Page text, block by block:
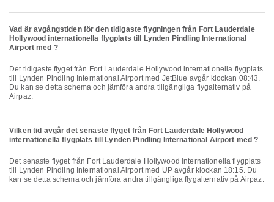
Vad är avgångstiden för den tidigaste flygningen från Fort Lauderdale
Hollywood internationella flygplats till Lynden Pindling International
Airport med ?
Det tidigaste flyget från Fort Lauderdale Hollywood internationella flygplats
till Lynden Pindling International Airport med JetBlue avgår klockan 08:43.
Du kan se detta schema och jämföra andra tillgängliga flygalternativ på
Airpaz.
Vilken tid avgår det senaste flyget från Fort Lauderdale Hollywood
internationella flygplats till Lynden Pindling International Airport med ?
Det senaste flyget från Fort Lauderdale Hollywood internationella flygplats
till Lynden Pindling International Airport med UP avgår klockan 18:15. Du
kan se detta schema och jämföra andra tillgängliga flygalternativ på Airpaz.